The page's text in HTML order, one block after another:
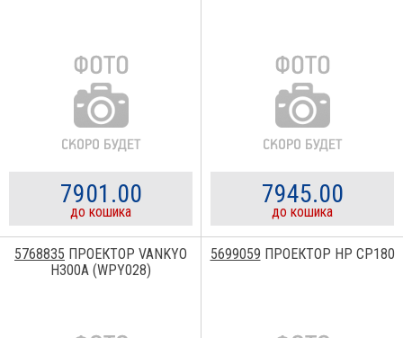
7901.00
до кошика
7945.00
до кошика
5768835 ПРОЕКТОР VANKYO
H300A (WPY028)
5699059 ПРОЕКТОР HP CP180